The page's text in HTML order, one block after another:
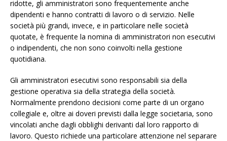
ridotte, gli amministratori sono frequentemente anche
dipendenti e hanno contratti di lavoro o di servizio. Nelle
società più grandi, invece, e in particolare nelle società
quotate, è frequente la nomina di amministratori non esecutivi
o indipendenti, che non sono coinvolti nella gestione
quotidiana.
Gli amministratori esecutivi sono responsabili sia della
gestione operativa sia della strategia della società.
Normalmente prendono decisioni come parte di un organo
collegiale e, oltre ai doveri previsti dalla legge societaria, sono
vincolati anche dagli obblighi derivanti dal loro rapporto di
lavoro. Questo richiede una particolare attenzione nel separare